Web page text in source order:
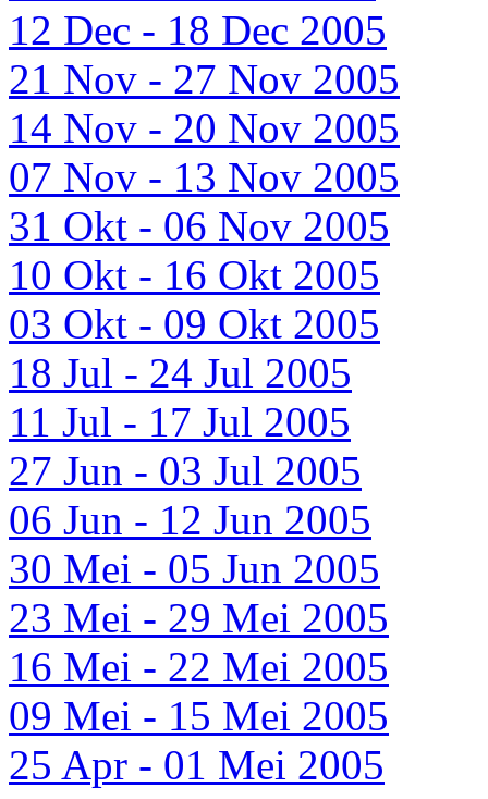
12 Dec - 18 Dec 2005
21 Nov - 27 Nov 2005
14 Nov - 20 Nov 2005
07 Nov - 13 Nov 2005
31 Okt - 06 Nov 2005
10 Okt - 16 Okt 2005
03 Okt - 09 Okt 2005
18 Jul - 24 Jul 2005
11 Jul - 17 Jul 2005
27 Jun - 03 Jul 2005
06 Jun - 12 Jun 2005
30 Mei - 05 Jun 2005
23 Mei - 29 Mei 2005
16 Mei - 22 Mei 2005
09 Mei - 15 Mei 2005
25 Apr - 01 Mei 2005